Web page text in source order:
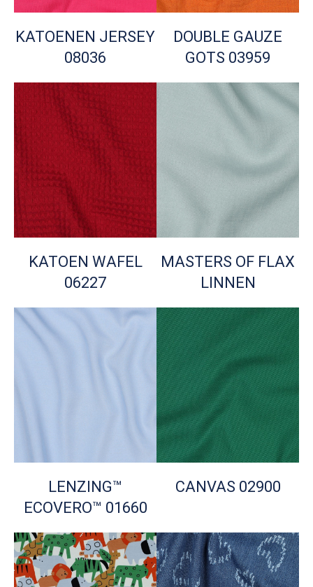
KATOENEN JERSEY
08036
DOUBLE GAUZE
GOTS 03959
KATOEN WAFEL
06227
MASTERS OF FLAX
LINNEN
LENZING™
ECOVERO™ 01660
CANVAS 02900